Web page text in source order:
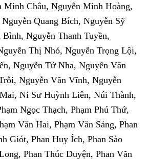
Minh Châu, Nguyễn Minh Hoàng,
Quang Bích, Nguyễn Sỹ
Bình, Nguyễn Thanh Tuyền,
Thị Nhỏ, Nguyễn Trọng Lội,
Nguyễn Tử Nha, Nguyễn Văn
Nguyễn Văn Vĩnh, Nguyễn
Ni Sư Huỳnh Liên, Núi Thành,
Ngọc Thạch, Phạm Phú Thứ,
Văn Hai, Phạm Văn Sáng, Phan
Giót, Phan Huy Ích, Phan Sào
Phan Thúc Duyện, Phan Văn